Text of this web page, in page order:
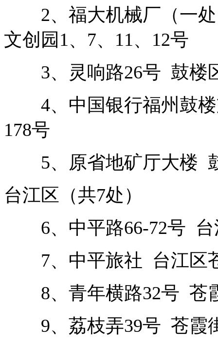
2、福大机械厂（一处
文创园1、7、11、12号
3、灵响路26号 鼓楼
4、中国银行福州鼓楼
178号
5、原省地矿厅大楼
台江区（共7处）
6、中平路66-72号 台
7、中平旅社 台江区苍
8、青年横路32号 苍
9、荔枝弄39号 苍霞